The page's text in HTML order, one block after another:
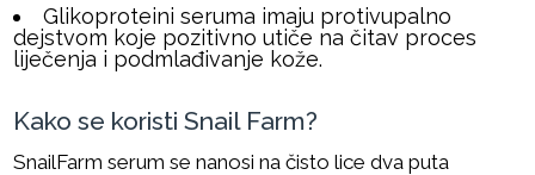
Glikoproteini seruma imaju protivupalno
dejstvom koje pozitivno utiče na čitav proces
liječenja i podmlađivanje kože.
Kako se koristi Snail Farm?
SnailFarm serum se nanosi na čisto lice dva puta